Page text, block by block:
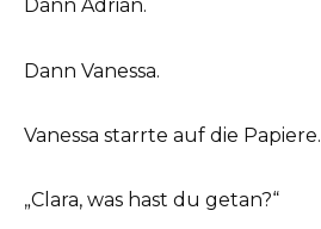
Dann Adrian.
Dann Vanessa.
Vanessa starrte auf die Papiere.
„Clara, was hast du getan?“